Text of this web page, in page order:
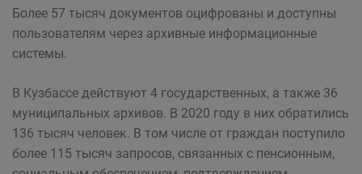
Более 57 тысяч документов оцифрованы и доступны
пользователям через архивные информационные
системы.
В Кузбассе действуют 4 государственных, а также 36
муниципальных архивов. В 2020 году в них обратились
136 тысяч человек. В том числе от граждан поступило
более 115 тысяч запросов, связанных с пенсионным,